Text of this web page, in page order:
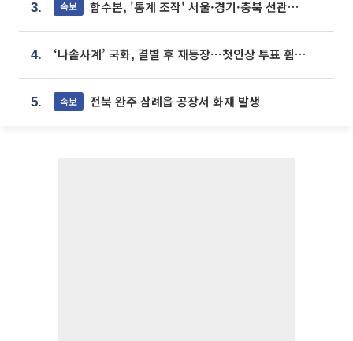
3. 속보 합수본, '통계 조작' 서울·경기·충북 선관위 등 추가 압수수색
4. ‘나솔사계’ 국화, 결별 후 재등장⋯첫인상 투표 휩쓸고 ‘인기녀’ 등극
5. 속보 전북 완주 삼례읍 공장서 화재 발생